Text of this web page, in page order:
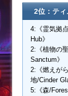
2位：テ
4:《霊気拠
Hub》
2:《植物の
Sanctum》
2:《燃えが
地/Cinder
5:《森/